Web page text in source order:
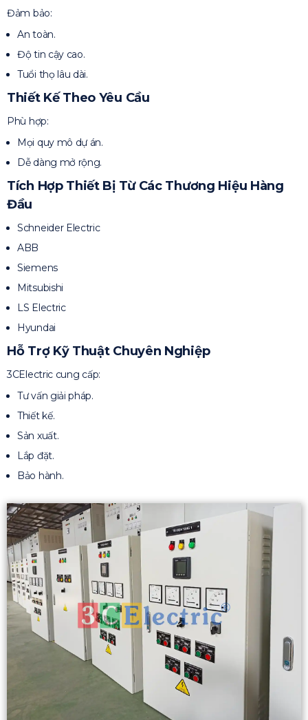
Đảm bảo:
An toàn.
Độ tin cậy cao.
Tuổi thọ lâu dài.
Thiết Kế Theo Yêu Cầu
Phù hợp:
Mọi quy mô dự án.
Dễ dàng mở rộng.
Tích Hợp Thiết Bị Từ Các Thương Hiệu Hàng
Đầu
Schneider Electric
ABB
Siemens
Mitsubishi
LS Electric
Hyundai
Hỗ Trợ Kỹ Thuật Chuyên Nghiệp
3CElectric cung cấp:
Tư vấn giải pháp.
Thiết kế.
Sản xuất.
Lắp đặt.
Bảo hành.